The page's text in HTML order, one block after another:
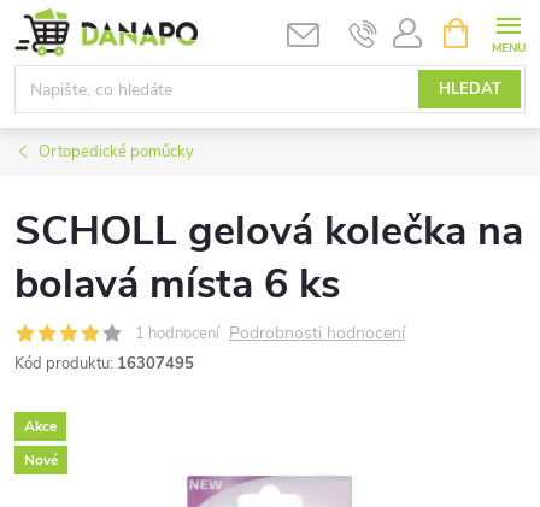
Přejít
na
obsah
HLEDAT
NÁKUPNÍ
KOŠÍK
Ortopedické pomůcky
SCHOLL gelová kolečka na
bolavá místa 6 ks
1 hodnocení Podrobnosti hodnocení
Kód produktu: 16307495
Akce
Nové